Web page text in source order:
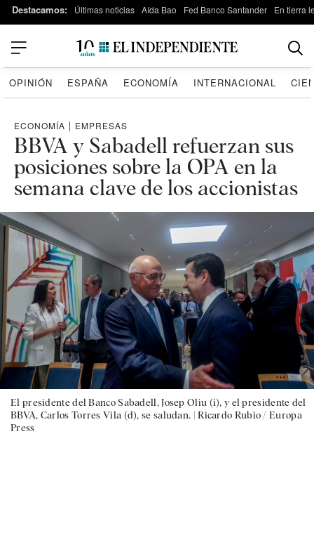
Destacamos: Últimas noticias Aída Bao Fed Banco Santander En tierra
OPINIÓN ESPAÑA ECONOMÍA INTERNACIONAL
ECONOMÍA | EMPRESAS
BBVA y Sabadell refuerzan sus
posiciones sobre la OPA en la
semana clave de los accionistas
El presidente del Banco Sabadell, Josep Oliu (i), y el presidente del
BBVA, Carlos Torres Vila (d), se saludan. |Ricardo Rubio / Europa
Press